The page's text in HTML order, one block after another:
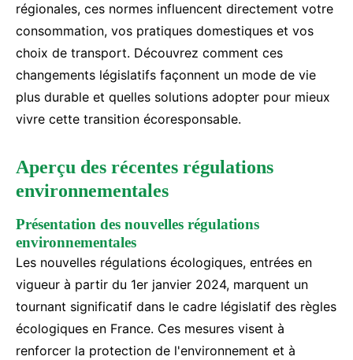
régionales, ces normes influencent directement votre
consommation, vos pratiques domestiques et vos
choix de transport. Découvrez comment ces
changements législatifs façonnent un mode de vie
plus durable et quelles solutions adopter pour mieux
vivre cette transition écoresponsable.
Aperçu des récentes régulations
environnementales
Présentation des nouvelles régulations
environnementales
Les nouvelles régulations écologiques, entrées en
vigueur à partir du 1er janvier 2024, marquent un
tournant significatif dans le cadre législatif des règles
écologiques en France. Ces mesures visent à
renforcer la protection de l'environnement et à